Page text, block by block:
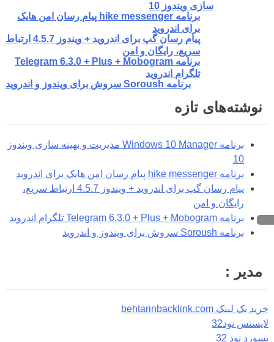
سازی ویندوز 10
برنامه hike messenger پیام‌ رسان‌ امن هایک
برای اندروید
پیام رسان گپ برای اندروید + ویندوز 4.5.7 ارتباط
سریع، رایگان و امن
برنامه Telegram 6.3.0 + Plus + Mobogram
تلگرام اندروید
برنامه Soroush سروش برای ویندوز و اندروید
نوشته‌های تازه
برنامه Windows 10 Manager مدیریت و بهینه سازی ویندوز
10
برنامه hike messenger پیام‌ رسان‌ امن هایک برای اندروید
پیام رسان گپ برای اندروید + ویندوز 4.5.7 ارتباط سریع،
رایگان و امن
برنامه Telegram 6.3.0 + Plus + Mobogram تلگرام اندروید
برنامه Soroush سروش برای ویندوز و اندروید
مدیر :
خرید بک لینک behtarinbacklink.com
لایسنس نود32
پسورد نود 32